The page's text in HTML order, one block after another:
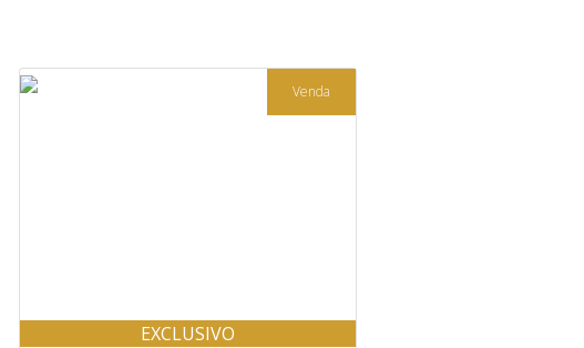
Venda
EXCLUSIVO